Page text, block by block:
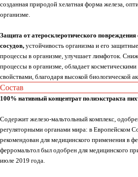
созданная природой хелатная форма железа,
организме.
Защита от атеросклеротического
сосудов, устойчивость организма и его
процессы в организме, улучшает лимфоток.
процессы в организме, обладает
свойствами, благодаря высокой биологической
Состав
100% нативный концентрат полиэкстракта
Содержит железо-мальтольный комплекс,
регуляторными органами мира: в Европейском
рекомендован для медицинского применения в
ферромальтол был одобрен для медицинского
июле 2019 года.